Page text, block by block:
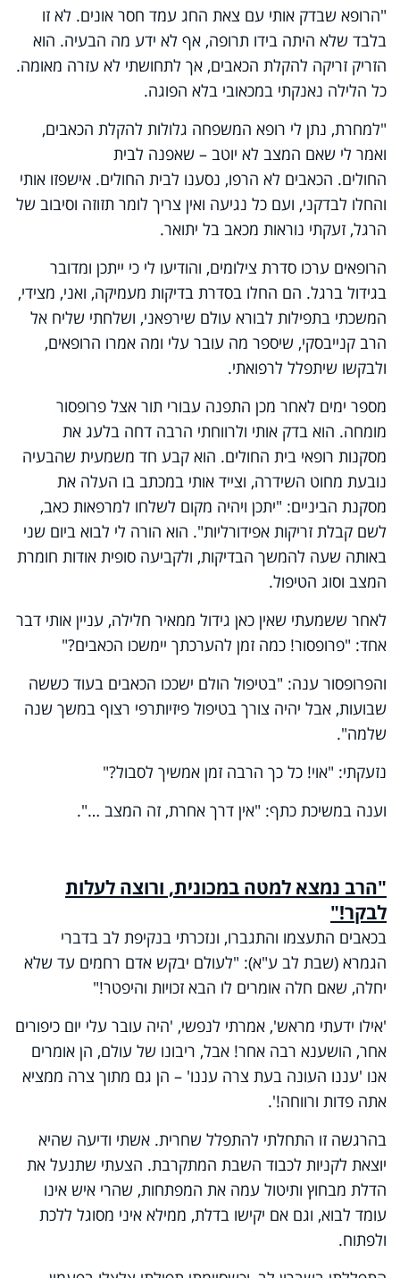
"הרופא שבדק אותי עם צאת החג עמד חסר אונים. לא זו
בלבד שלא היתה בידו תרופה, אף לא ידע מה הבעיה. הוא
הזריק זריקה להקלת הכאבים, אך לתחושתי לא עזרה מאומה.
כל הלילה נאנקתי במכאובי בלא הפוגה.
"למחרת, נתן לי רופא המשפחה גלולות להקלת הכאבים,
ואמר לי שאם המצב לא יוטב – שאפנה לבית
החולים. הכאבים לא הרפו, נסענו לבית החולים. אישפזו אותי
והחלו לבדקני, ועם כל נגיעה ואין צריך לומר תזוזה וסיבוב של
הרגל, זעקתי נוראות מכאב בל יתואר.
הרופאים ערכו סדרת צילומים, והודיעו לי כי ייתכן ומדובר
בגידול ברגל. הם החלו בסדרת בדיקות מעמיקה, ואני, מצידי,
המשכתי בתפילות לבורא עולם שירפאני, ושלחתי שליח אל
הרב קנייבסקי, שיספר מה עובר עלי ומה אמרו הרופאים,
ולבקשו שיתפלל לרפואתי.
מספר ימים לאחר מכן התפנה עבורי תור אצל פרופסור
מומחה. הוא בדק אותי ולרווחתי הרבה דחה בלעג את
מסקנות רופאי בית החולים. הוא קבע חד משמעית שהבעיה
נובעת מחוט השידרה, וצייד אותי במכתב בו העלה את
מסקנת הביניים: "יתכן ויהיה מקום לשלחו למרפאות כאב,
לשם קבלת זריקות אפידורליות". הוא הורה לי לבוא ביום שני
באותה שעה להמשך הבדיקות, ולקביעה סופית אודות חומרת
המצב וסוג הטיפול.
לאחר ששמעתי שאין כאן גידול ממאיר חלילה, עניין אותי דבר
אחד: "פרופסור! כמה זמן להערכתך יימשכו הכאבים?"
והפרופסור ענה: "בטיפול הולם ישככו הכאבים בעוד כששה
שבועות, אבל יהיה צורך בטיפול פיזיותרפי רצוף במשך שנה
שלמה".
נזעקתי: "אוי! כל כך הרבה זמן אמשיך לסבול?"
וענה במשיכת כתף: "אין דרך אחרת, זה המצב …".
"הרב נמצא למטה במכונית, ורוצה לעלות
לבקר!"
בכאבים התעצמו והתגברו, ונזכרתי בנקיפת לב בדברי
הגמרא (שבת לב ע"א): "לעולם יבקש אדם רחמים עד שלא
יחלה, שאם חלה אומרים לו הבא זכויות והיפטר!"
'אילו ידעתי מראש', אמרתי לנפשי, 'היה עובר עלי יום כיפורים
אחר, הושענא רבה אחר! אבל, ריבונו של עולם, הן אומרים
אנו 'עננו העונה בעת צרה עננו' – הן גם מתוך צרה ממציא
אתה פדות ורווחה!'.
בהרגשה זו התחלתי להתפלל שחרית. אשתי ודיעה שהיא
יוצאת לקניות לכבוד השבת המתקרבת. הצעתי שתנעל את
הדלת מבחוץ ותיטול עמה את המפתחות, שהרי איש אינו
עומד לבוא, וגם אם יקישו בדלת, ממילא איני מסוגל ללכת
ולפתוח.